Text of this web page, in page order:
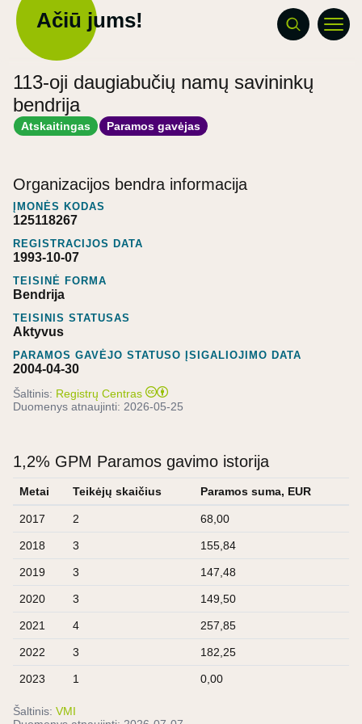
Ačiū jums!
113-oji daugiabučių namų savininkų
bendrija
Atskaitingas Paramos gavėjas
Organizacijos bendra informacija
ĮMONĖS KODAS
125118267
REGISTRACIJOS DATA
1993-10-07
TEISINĖ FORMA
Bendrija
TEISINIS STATUSAS
Aktyvus
PARAMOS GAVĖJO STATUSO ĮSIGALIOJIMO DATA
2004-04-30
Šaltinis: Registrų Centras
Duomenys atnaujinti: 2026-05-25
1,2% GPM Paramos gavimo istorija
Metai Teikėjų skaičius Paramos suma, EUR
2017 2 68,00
2018 3 155,84
2019 3 147,48
2020 3 149,50
2021 4 257,85
2022 3 182,25
2023 1 0,00
Šaltinis: VMI